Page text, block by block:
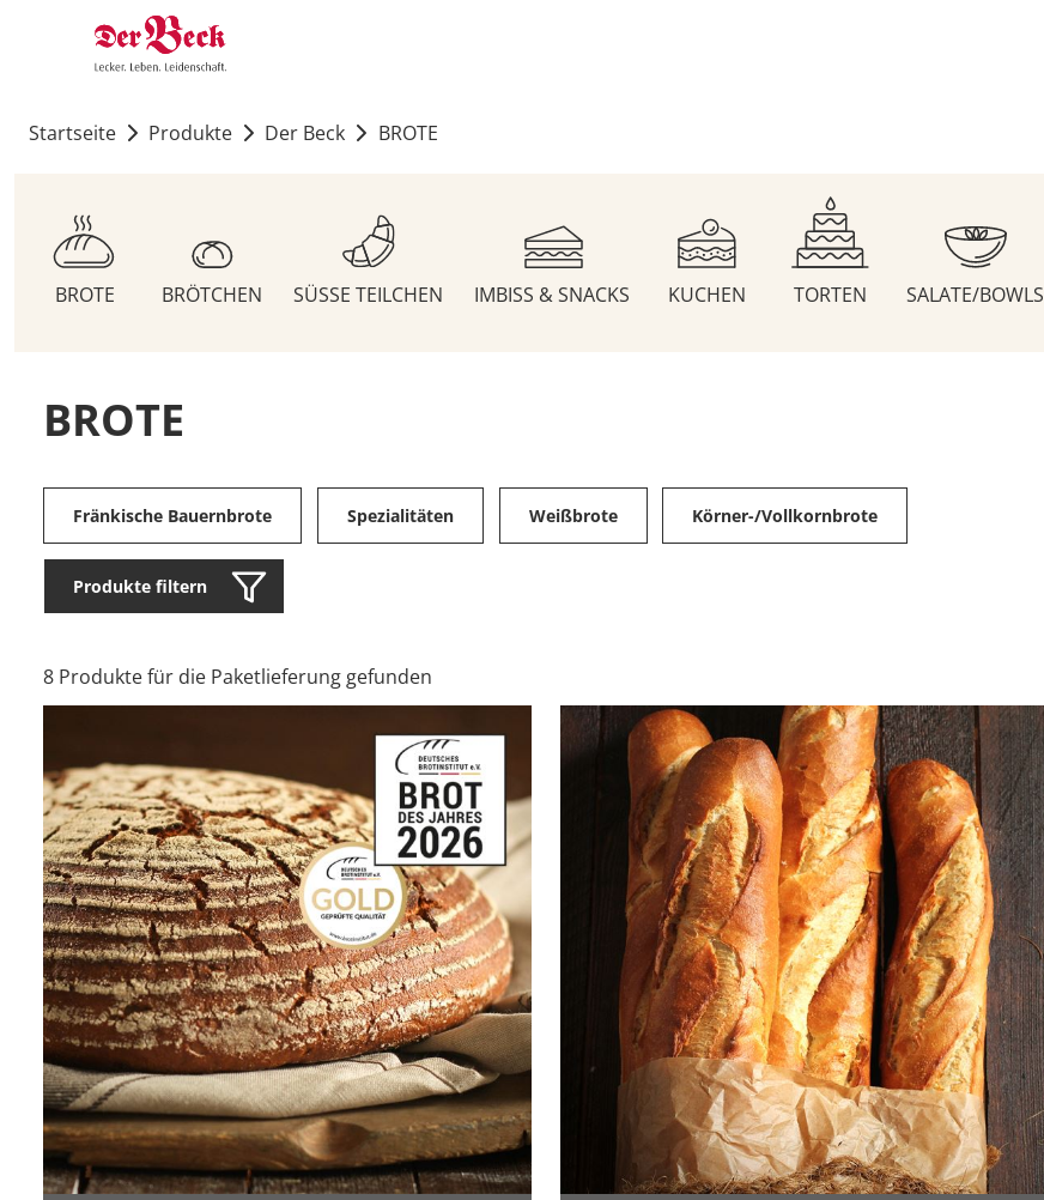
Startseite Produkte Der Beck BROTE
BROTE BRÖTCHEN SÜSSE TEILCHEN IMBISS & SNACKS KUCHEN TORTEN SALATE/BOWLS
BROTE
Fränkische Bauernbrote Spezialitäten Weißbrote Körner-/Vollkornbrote
Produkte filtern
8 Produkte für die Paketlieferung gefunden